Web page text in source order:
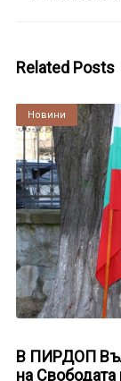
Related Posts
Култура
Новини
В ПИРДОП
на